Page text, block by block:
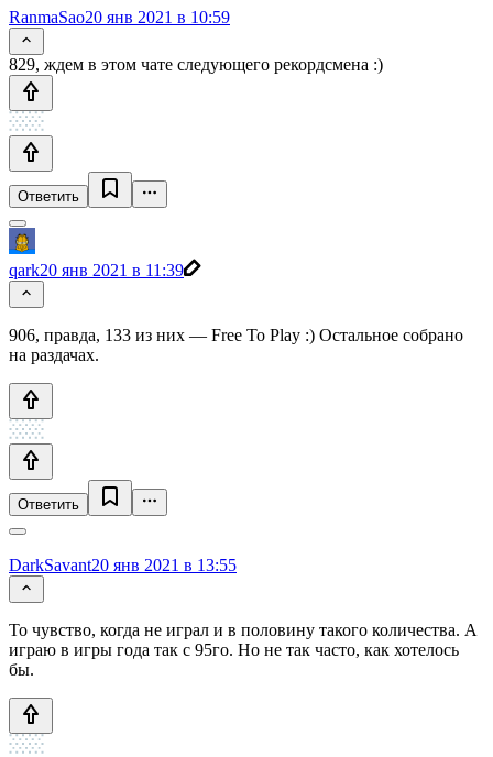
RanmaSao20 янв 2021 в 10:59
829, ждем в этом чате следующего рекордсмена :)
Ответить
qark20 янв 2021 в 11:39
906, правда, 133 из них — Free To Play :) Остальное собрано
на раздачах.
Ответить
DarkSavant20 янв 2021 в 13:55
То чувство, когда не играл и в половину такого количества. А
играю в игры года так с 95го. Но не так часто, как хотелось
бы.